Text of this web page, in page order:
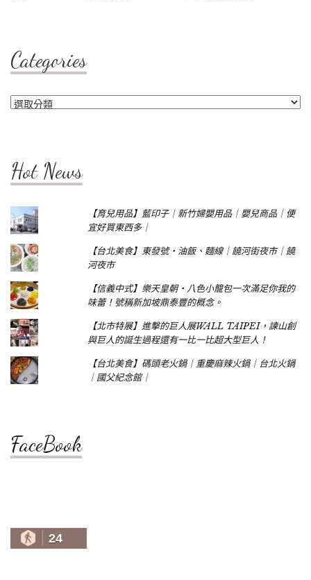
Categories
Categories
Hot News
【育兒用品】藍印子｜新竹婦嬰用品｜嬰兒商品｜便
宜好買東西多｜
【台北美食】東發號‧油飯、麵線｜饒河街夜市｜饒
河夜市
【信義中式】樂天皇朝‧八色小籠包一次滿足你我的
味蕾！號稱新加坡鼎泰豐的概念。
【北市特展】進擊的巨人展WALL TAIPEI，諫山創
與巨人的誕生過程還有一比一比超大型巨人！
【台北美食】碼頭老火鍋｜重慶麻辣火鍋｜台北火鍋
｜國父紀念館｜
FaceBook
24